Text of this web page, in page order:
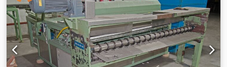
diámetro interior del núcleo del rollo final: 25,4 mm/76
mm, velocidad mecánica máxima: 500 m/min, tensión
máxima de la banda: 153 N, precisión del posicionamiento
de la cuchilla: +/- 0,3 mm, anchura de los rodillos de
presión: 1600 mm, peso máximo del producto: 150 g/m²,